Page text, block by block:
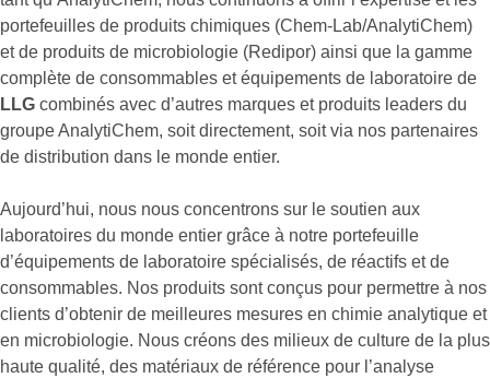
portefeuilles de produits chimiques (Chem-Lab/AnalytiChem)
et de produits de microbiologie (Redipor) ainsi que la gamme
complète de consommables et équipements de laboratoire de
LLG combinés avec d’autres marques et produits leaders du
groupe AnalytiChem, soit directement, soit via nos partenaires
de distribution dans le monde entier.
Aujourd’hui, nous nous concentrons sur le soutien aux
laboratoires du monde entier grâce à notre portefeuille
d’équipements de laboratoire spécialisés, de réactifs et de
consommables. Nos produits sont conçus pour permettre à nos
clients d’obtenir de meilleures mesures en chimie analytique et
en microbiologie. Nous créons des milieux de culture de la plus
haute qualité, des matériaux de référence pour l’analyse